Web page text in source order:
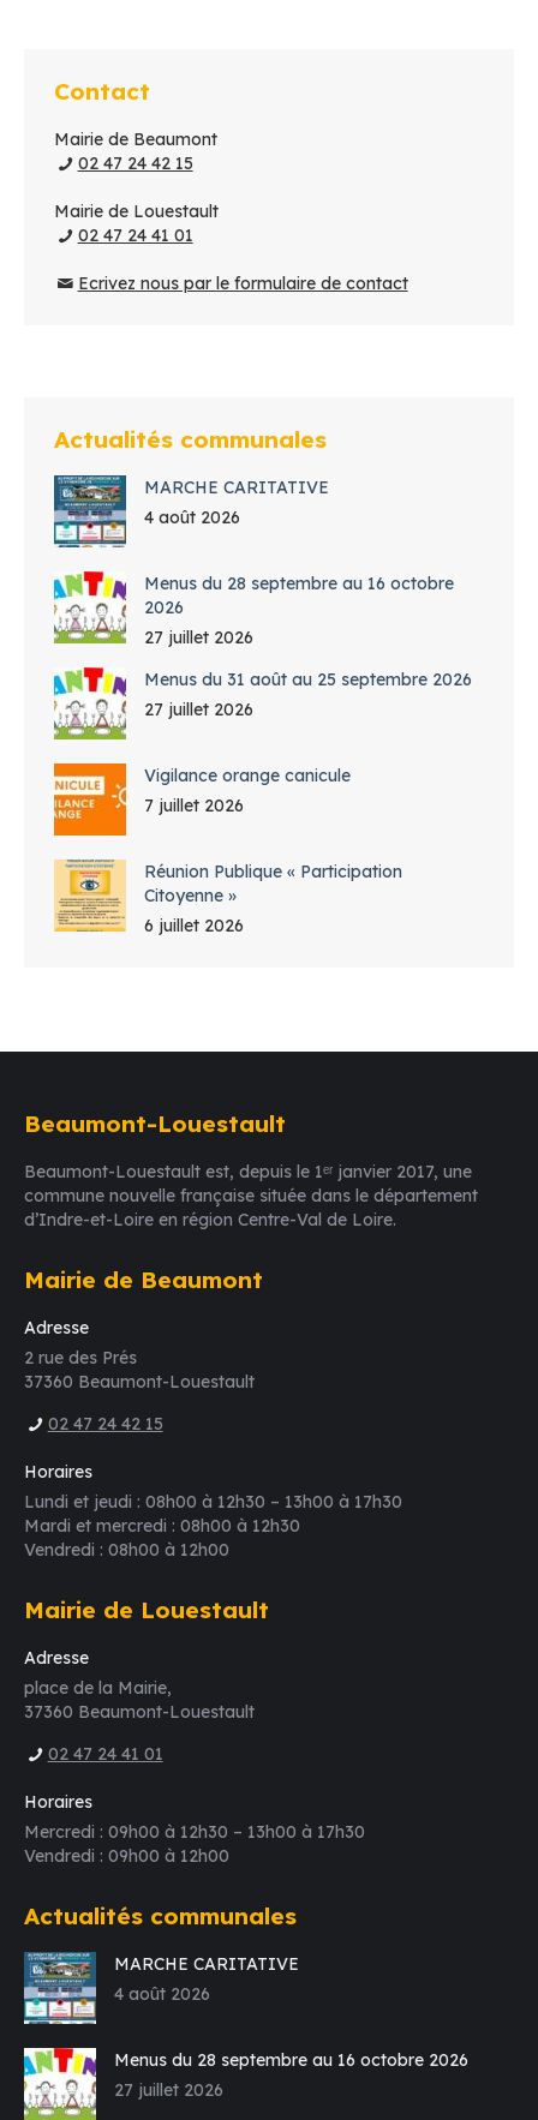
Contact
Mairie de Beaumont
02 47 24 42 15
Mairie de Louestault
02 47 24 41 01
Ecrivez nous par le formulaire de contact
Actualités communales
MARCHE CARITATIVE
4 août 2026
Menus du 28 septembre au 16 octobre
2026
27 juillet 2026
Menus du 31 août au 25 septembre 2026
27 juillet 2026
Vigilance orange canicule
7 juillet 2026
Réunion Publique « Participation
Citoyenne »
6 juillet 2026
Beaumont-Louestault
Beaumont-Louestault est, depuis le 1ᵉʳ janvier 2017, une
commune nouvelle française située dans le département
d’Indre-et-Loire en région Centre-Val de Loire.
Mairie de Beaumont
Adresse
2 rue des Prés
37360 Beaumont-Louestault
02 47 24 42 15
Horaires
Lundi et jeudi : 08h00 à 12h30 – 13h00 à 17h30
Mardi et mercredi : 08h00 à 12h30
Vendredi : 08h00 à 12h00
Mairie de Louestault
Adresse
place de la Mairie,
37360 Beaumont-Louestault
02 47 24 41 01
Horaires
Mercredi : 09h00 à 12h30 – 13h00 à 17h30
Vendredi : 09h00 à 12h00
Actualités communales
MARCHE CARITATIVE
4 août 2026
Menus du 28 septembre au 16 octobre 2026
27 juillet 2026